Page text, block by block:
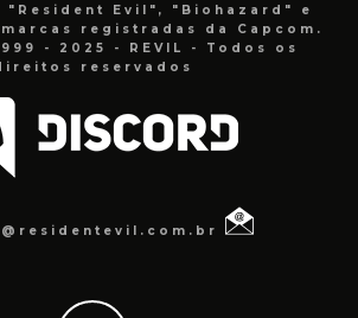
"Resident Evil", "Biohazard" e
registradas da Capcom.
- 2025 - REVIL - Todos os
reservados